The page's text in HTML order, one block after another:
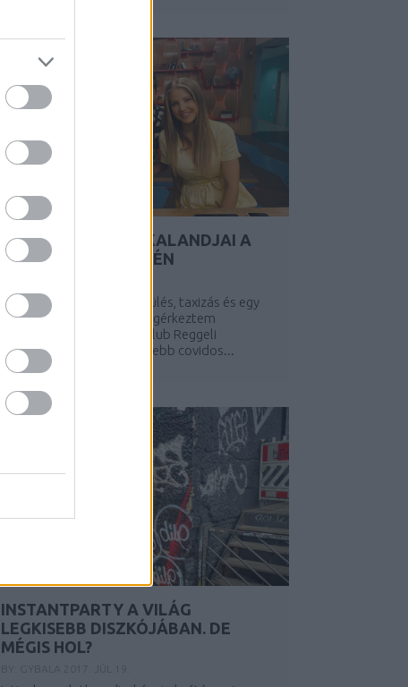
EGY VILÁGUTAZÓ KALANDJAI A
KORONAVÍRUS IDEJÉN
Vonatozás, buszozás, repülés, taxizás és egy
hajnali autókázás után megérkeztem
Németországból az RTL Klub Reggeli
stúdiójába, hogy a legfrissebb covidos...
INSTANTPARTY A VILÁG
LEGKISEBB DISZKÓJÁBAN. DE
MÉGIS HOL?